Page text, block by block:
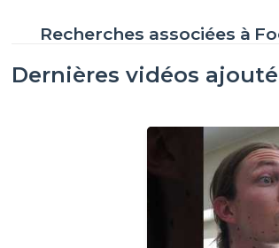
Recherches associées à
Dernières vidéos